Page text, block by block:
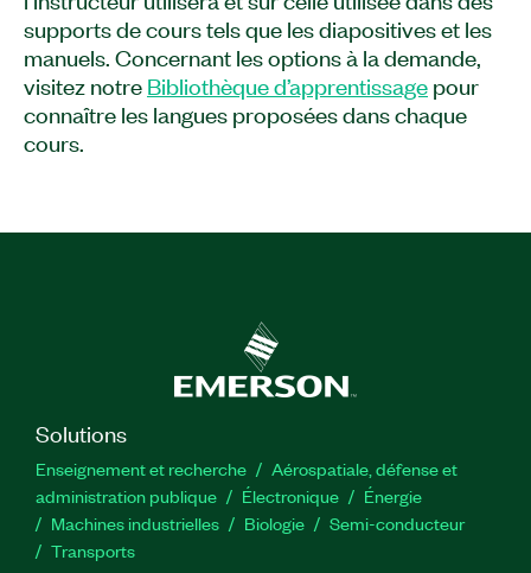
développeurs de tests, à personnaliser les
rapports de tests, à créer des interfaces
utilisateur, à examiner le code pour des
programmes de test et à gérer le déploiement de
votre framework de test. Le cours Conception et
configuration de systèmes de test à l’aide de
framework TestStand et aux utilisateurs
Principales fonctionnalités:
Format : En ligne, en classe, virtuel et kit
Pré-requis : Élaboration de programmes de
test à l’aide de TestStand
Ce cours est également disponible dans un
format de salle privée virtuelle ou de salle privée
supports de cours tels que les diapositives et les
manuels. Concernant les options à la demande,
visitez notre Bibliothèque d’apprentissage pour
connaître les langues proposées dans chaque
cours.
Solutions
Enseignement et recherche
Aérospatiale, défense et
administration publique
Électronique
Énergie​
Machines industrielles
Biologie
Semi-conducteur
Transports